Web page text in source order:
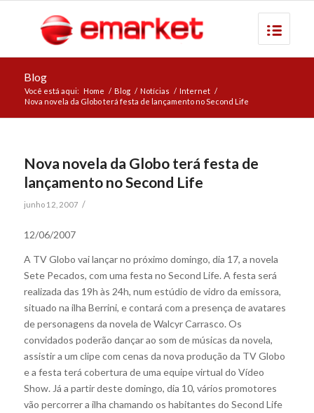
Blog
Você está aqui: Home / Blog / Notícias / Internet /
Nova novela da Globo terá festa de lançamento no Second Life
Nova novela da Globo terá festa de
lançamento no Second Life
junho 12, 2007 /
12/06/2007
A TV Globo vai lançar no próximo domingo, dia 17, a novela
Sete Pecados, com uma festa no Second Life. A festa será
realizada das 19h às 24h, num estúdio de vidro da emissora,
situado na ilha Berrini, e contará com a presença de avatares
de personagens da novela de Walcyr Carrasco. Os
convidados poderão dançar ao som de músicas da novela,
assistir a um clipe com cenas da nova produção da TV Globo
e a festa terá cobertura de uma equipe virtual do Vídeo
Show. Já a partir deste domingo, dia 10, vários promotores
vão percorrer a ilha chamando os habitantes do Second Life